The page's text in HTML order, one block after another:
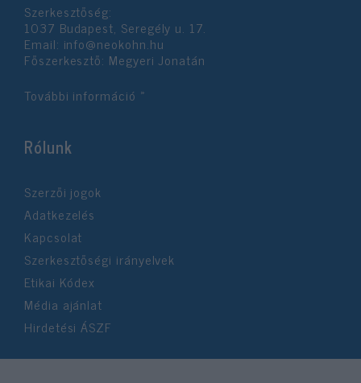
Szerkesztőség:
1037 Budapest, Seregély u. 17.
Email: info@neokohn.hu
Főszerkesztő: Megyeri Jonatán
További információ »
Rólunk
Szerzői jogok
Adatkezelés
Kapcsolat
Szerkesztőségi irányelvek
Etikai Kódex
Média ajánlat
Hirdetési ÁSZF